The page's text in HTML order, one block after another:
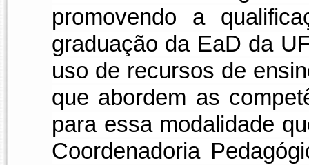
promovendo a
graduação da EaD da
uso de recursos de
que abordem as
para essa modalidade
Coordenadoria